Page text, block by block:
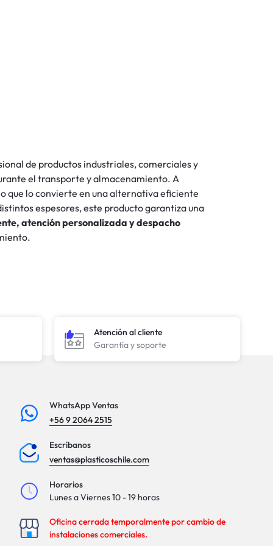
de productos industriales, comerciales y
el transporte y almacenamiento. A
que lo convierte en una alternativa eficiente
espesores, este producto garantiza una
atención personalizada y despacho
Atención al cliente
Garantía y soporte
WhatsApp Ventas
+56 9 2064 2515
Escríbanos
ventas@plasticoschile.com
Horarios
Lunes a Viernes 10 - 19 horas
Oficina cerrada temporalmente por cambio de
instalaciones comerciales.